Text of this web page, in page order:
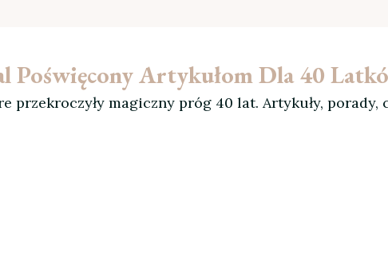
Artykułom Dla 40
przekroczyły magiczny próg 40 lat. Artykuły, porady,